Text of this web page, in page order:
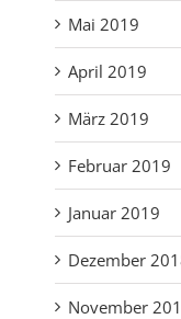
Mai 2019
April 2019
März 2019
Februar 2019
Januar 2019
Dezember
November